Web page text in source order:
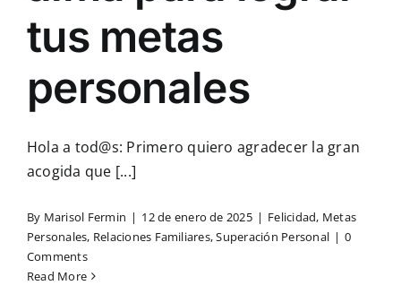
tus metas
personales
Hola a tod@s: Primero quiero agradecer la gran
acogida que [...]
By Marisol Fermin | 12 de enero de 2025 | Felicidad, Metas
Personales, Relaciones Familiares,Superación Personal | 0
Comments
Read More